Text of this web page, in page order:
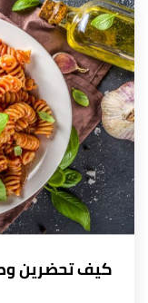
كيف تحضرين